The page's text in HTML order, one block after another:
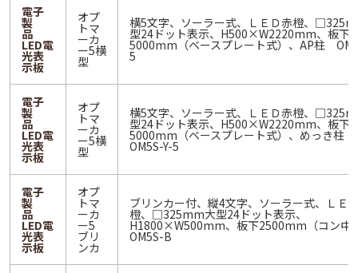
電子
製
品
LED電
光表
示板
オプ
トマ
ーカ
ー5横
型
横5文字、ソーラー式、ＬＥＤ赤橙、
型24ドット表示、H500×W2220mm、板下
5000mm（ベースプレート式）、AP柱
5
電子
製
品
LED電
光表
示板
オプ
トマ
ーカ
ー5横
型
横5文字、ソーラー式、ＬＥＤ赤橙、
型24ドット表示、H500×W2220mm、板下
5000mm（ベースプレート式）、めっき柱
OM5S-Y-5
電子
製
品
LED電
光表
示板
オプ
トマ
ーカ
ー5
ブリ
ンカ
ブリンカー付、縦4文字、ソーラー式、ＬＥ
橙、□325mm大型24ドット表示、
H1800×W500mm、板下2500mm（コン中
OM5S-B